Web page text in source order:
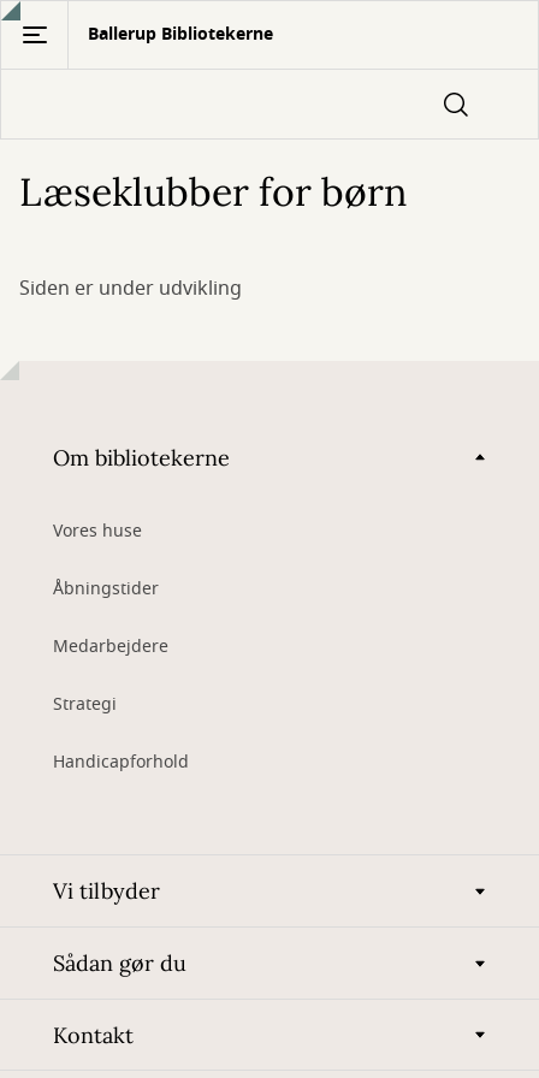
Gå
hovedindhold
Ballerup Bibliotekerne
Læseklubber for børn
Siden er under udvikling
Om bibliotekerne
Vores huse
Åbningstider
Medarbejdere
Strategi
Handicapforhold
Vi tilbyder
Sådan gør du
Kontakt